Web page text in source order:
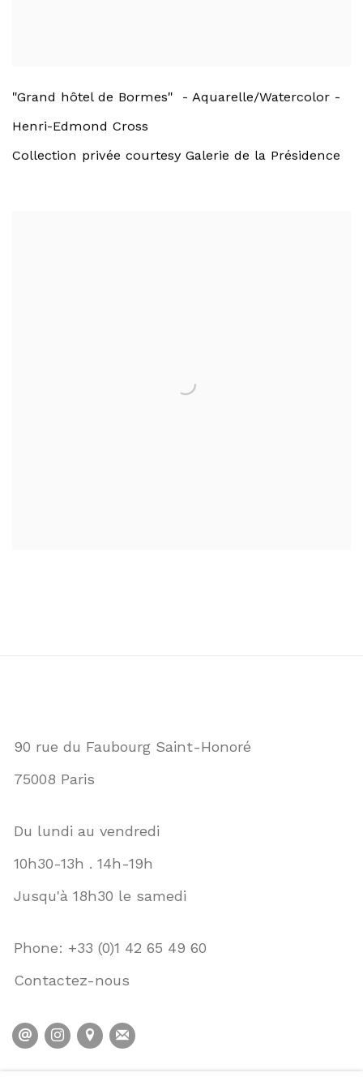
"Grand hôtel de Bormes" - Aquarelle/Watercolor -
Henri-Edmond Cross
Collection privée courtesy Galerie de la Présidence
90 rue du Faubourg Saint-Honoré
75008 Paris
Du lundi au vendredi
10h30-13h . 14h-19h
Jusqu'à 18h30 le samedi
Phone: +33 (0)1 42 65 49 60
Contactez-nous